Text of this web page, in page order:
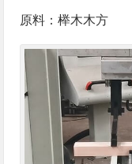
原料：榉木木方